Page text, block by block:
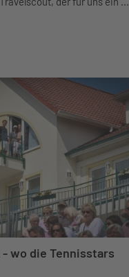
- wo die Tennisstars